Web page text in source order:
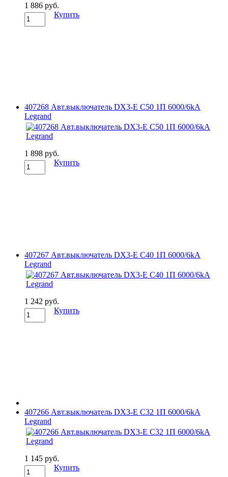
1 886 руб.
Купить
407268 Авт.выключатель DX3-E C50 1П 6000/6kA
Legrand
1 898 руб.
Купить
407267 Авт.выключатель DX3-E C40 1П 6000/6kA
Legrand
1 242 руб.
Купить
407266 Авт.выключатель DX3-E C32 1П 6000/6kA
Legrand
1 145 руб.
Купить